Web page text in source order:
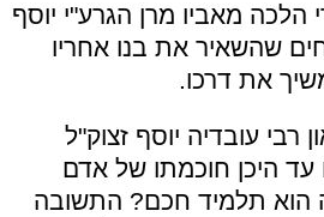
הלכה מאביו מרן הגרע"י יוסף
שהשאיר את בנו אחריו
את דרכו.
רבי עובדיה יוסף זצוק"ל
היכן חוכמתו של אדם
הוא תלמיד חכם? התשובה